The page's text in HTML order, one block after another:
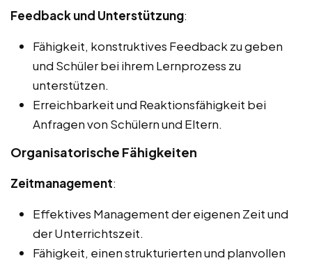
Feedback und Unterstützung:
Fähigkeit, konstruktives Feedback zu geben
und Schüler bei ihrem Lernprozess zu
unterstützen.
Erreichbarkeit und Reaktionsfähigkeit bei
Anfragen von Schülern und Eltern.
Organisatorische Fähigkeiten
Zeitmanagement:
Effektives Management der eigenen Zeit und
der Unterrichtszeit.
Fähigkeit, einen strukturierten und planvollen